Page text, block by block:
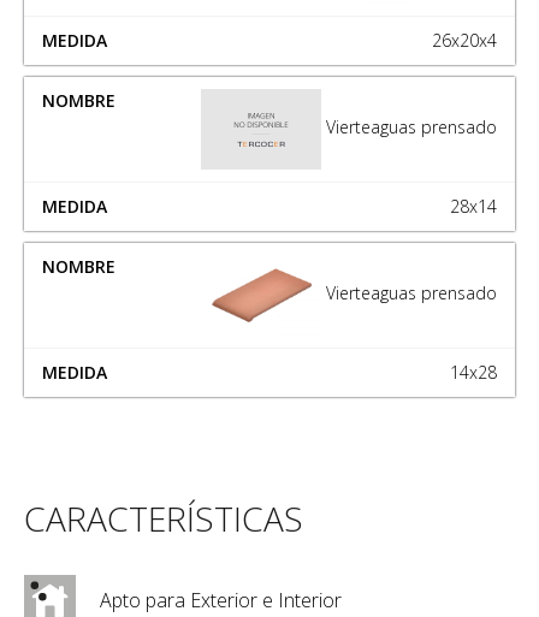
26x20x4
Vierteaguas prensado
28x14
Vierteaguas prensado
14x28
CARACTERÍSTICAS
Apto para Exterior e Interior